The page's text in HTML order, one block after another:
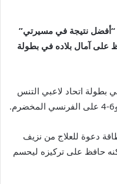
نتيجة في مسيرتي”
على آمال بلاده في بطولة
ربع نهائي بطولة اتحاد لاعبي التنس
عمره 23 عاما ببطاقة دعوة للعلاج من نزيف
حافظ على تركيزه ليحسم